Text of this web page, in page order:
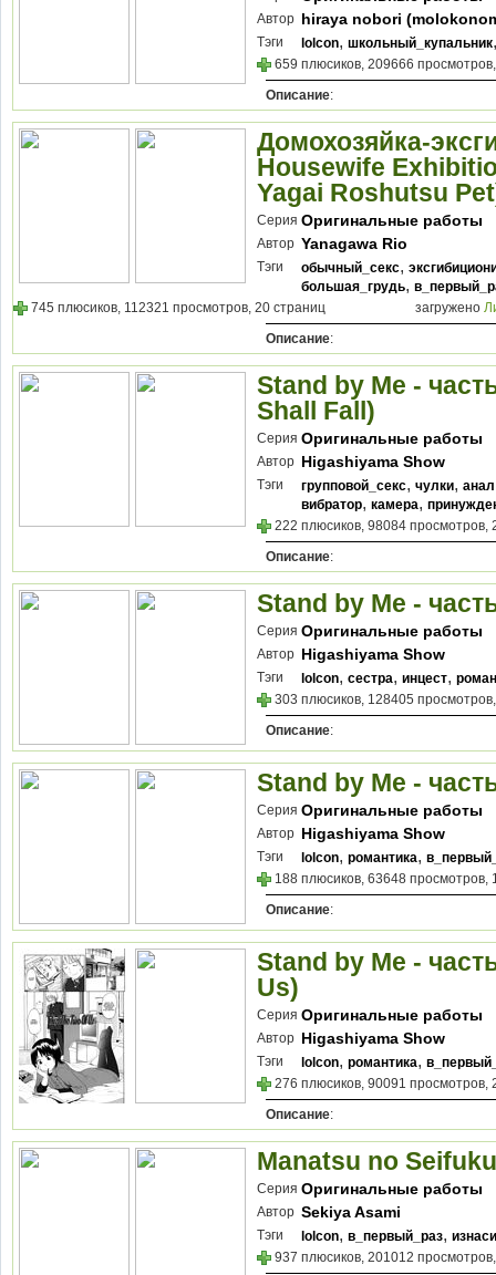
Автор hiraya nobori
Тэги lolcon, школьный_купальник
659 плюсиков, 209666
Описание:
Домохозяйка-
Housewife
Yagai Roshutsu
Серия Оригинальные работы
Автор Yanagawa Rio
Тэги обычный_секс,
большая_грудь,
745 плюсиков, 112321 просмотров, 20 страниц
загружено
Описание:
Stand by Me -
Shall Fall)
Серия Оригинальные работы
Автор Higashiyama Show
Тэги групповой_секс, чулки, анал
вибратор, камера,
222 плюсиков, 98084 просмотров,
Описание:
Stand by Me -
Серия Оригинальные работы
Автор Higashiyama Show
Тэги lolcon, сестра, инцест,
303 плюсиков, 128405
Описание:
Stand by Me -
Серия Оригинальные работы
Автор Higashiyama Show
Тэги lolcon, романтика,
188 плюсиков, 63648 просмотров,
Описание:
Stand by Me -
Us)
Серия Оригинальные работы
Автор Higashiyama Show
Тэги lolcon, романтика,
276 плюсиков, 90091 просмотров,
Описание:
Manatsu no Seifuku
Серия Оригинальные работы
Автор Sekiya Asami
Тэги lolcon, в_первый_раз,
937 плюсиков, 201012